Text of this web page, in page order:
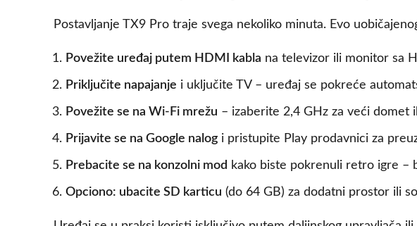
Postavljanje TX9 Pro traje svega nekoliko minuta. Evo
Povežite uređaj putem HDMI kabla na televizor ili monitor sa
Priključite napajanje i uključite TV – uređaj se pokreće
Povežite se na Wi-Fi mrežu – izaberite 2,4 GHz za veći domet
Prijavite se na Google nalog i pristupite Play prodavnici za
Prebacite se na konzolni mod kako biste pokrenuli retro igre –
Opciono: ubacite SD karticu (do 64 GB) za dodatni prostor ili